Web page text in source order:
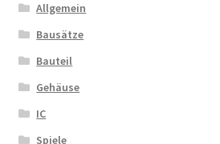
Allgemein
Bausätze
Bauteil
Gehäuse
IC
Spiele